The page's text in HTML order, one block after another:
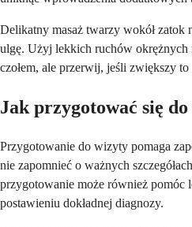
Delikatny masaż twarzy wokół zatok
ulgę. Użyj lekkich ruchów
czołem, ale przerwij, jeśli zwiększy
Jak przygotować się
Przygotowanie do wizyty pomaga
nie zapomnieć o ważnych
przygotowanie może również pomóc
postawieniu dokładnej diagnozy.